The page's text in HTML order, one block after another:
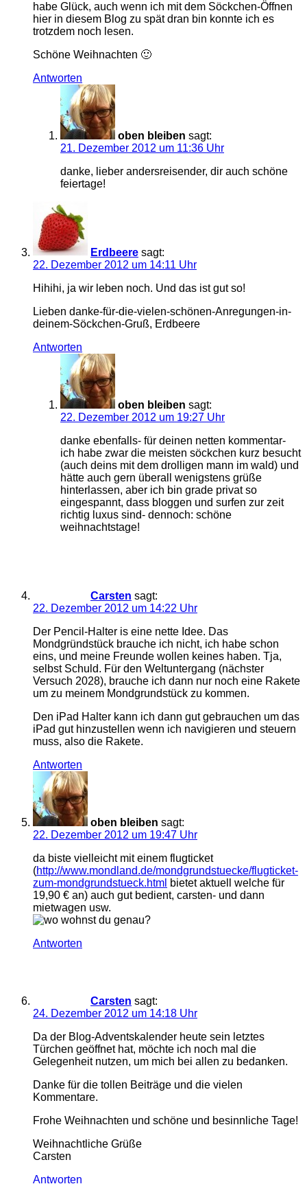
habe Glück, auch wenn ich mit dem Söckchen-Öffnen
hier in diesem Blog zu spät dran bin konnte ich es
trotzdem noch lesen.
Schöne Weihnachten 🙂
Antworten
oben bleiben sagt:
21. Dezember 2012 um 11:36 Uhr
danke, lieber andersreisender, dir auch schöne
feiertage!
Erdbeere sagt:
22. Dezember 2012 um 14:11 Uhr
Hihihi, ja wir leben noch. Und das ist gut so!
Lieben danke-für-die-vielen-schönen-Anregungen-in-
deinem-Söckchen-Gruß, Erdbeere
Antworten
oben bleiben sagt:
22. Dezember 2012 um 19:27 Uhr
danke ebenfalls- für deinen netten kommentar-
ich habe zwar die meisten söckchen kurz besucht
(auch deins mit dem drolligen mann im wald) und
hätte auch gern überall wenigstens grüße
hinterlassen, aber ich bin grade privat so
eingespannt, dass bloggen und surfen zur zeit
richtig luxus sind- dennoch: schöne
weihnachtstage!
Carsten sagt:
22. Dezember 2012 um 14:22 Uhr
Der Pencil-Halter is eine nette Idee. Das
Mondgründstück brauche ich nicht, ich habe schon
eins, und meine Freunde wollen keines haben. Tja,
selbst Schuld. Für den Weltuntergang (nächster
Versuch 2028), brauche ich dann nur noch eine Rakete
um zu meinem Mondgrundstück zu kommen.
Den iPad Halter kann ich dann gut gebrauchen um das
iPad gut hinzustellen wenn ich navigieren und steuern
muss, also die Rakete.
Antworten
oben bleiben sagt:
22. Dezember 2012 um 19:47 Uhr
da biste vielleicht mit einem flugticket
(http://www.mondland.de/mondgrundstuecke/flugticket-
zum-mondgrundstueck.html bietet aktuell welche für
19,90 € an) auch gut bedient, carsten- und dann
mietwagen usw.
Antworten
Carsten sagt:
24. Dezember 2012 um 14:18 Uhr
Da der Blog-Adventskalender heute sein letztes
Türchen geöffnet hat, möchte ich noch mal die
Gelegenheit nutzen, um mich bei allen zu bedanken.
Danke für die tollen Beiträge und die vielen
Kommentare.
Frohe Weihnachten und schöne und besinnliche Tage!
Weihnachtliche Grüße
Carsten
Antworten